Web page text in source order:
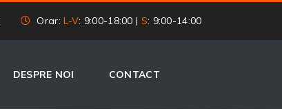
Orar:L-V: 9:00-18:00 | S: 9:00-14:00
DESPRE NOI CONTACT